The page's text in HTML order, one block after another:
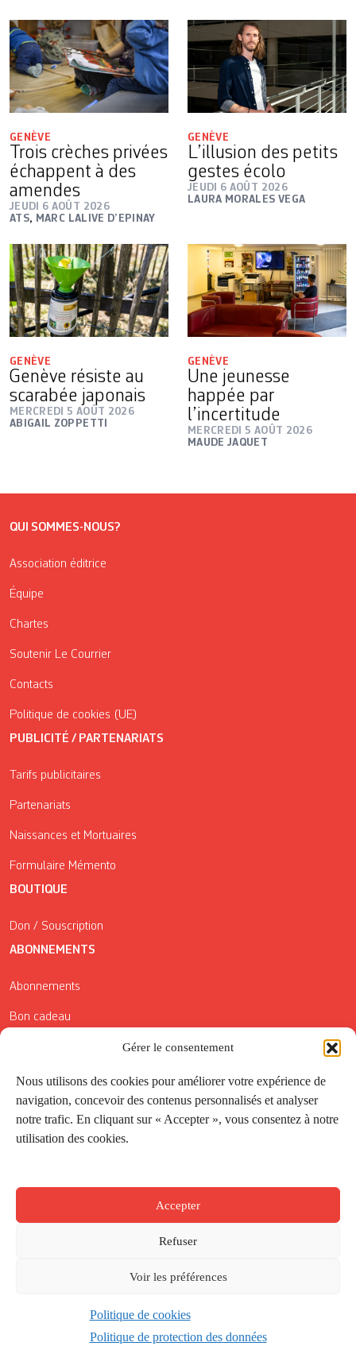
Gérer le consentement
Nous utilisons des cookies pour améliorer votre expérience de
navigation, concevoir des contenus personnalisés et analyser
notre trafic. En cliquant sur « Accepter », vous consentez à notre
utilisation des cookies.
Accepter
Refuser
Voir les préférences
Politique de cookies
Politique de protection des données
GENÈVE
Trois crèches privées
échappent à des
amendes
JEUDI 6 AOÛT 2026
ATS, MARC LALIVE D’EPINAY
GENÈVE
L’illusion des petits
gestes écolo
JEUDI 6 AOÛT 2026
LAURA MORALES VEGA
GENÈVE
Genève résiste au
scarabée japonais
MERCREDI 5 AOÛT 2026
ABIGAIL ZOPPETTI
GENÈVE
Une jeunesse
happée par
l’incertitude
MERCREDI 5 AOÛT 2026
MAUDE JAQUET
QUI SOMMES-NOUS?
Association éditrice
Équipe
Chartes
Soutenir Le Courrier
Contacts
Politique de cookies (UE)
PUBLICITÉ / PARTENARIATS
Tarifs publicitaires
Partenariats
Naissances et Mortuaires
Formulaire Mémento
BOUTIQUE
Don / Souscription
ABONNEMENTS
Abonnements
Bon cadeau
Conditions générales de vente
Réductions de la Carte Côté Courrier
Application